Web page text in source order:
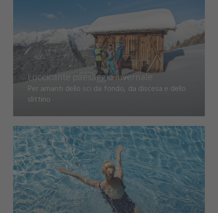
Luccicante paesaggio invernale
Per amanti dello sci da fondo, da discesa e dello
slittino